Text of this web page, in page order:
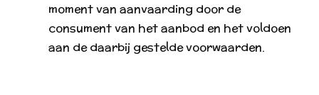
moment van aanvaarding door de
consument van het aanbod en het voldoen
aan de daarbij gestelde voorwaarden.